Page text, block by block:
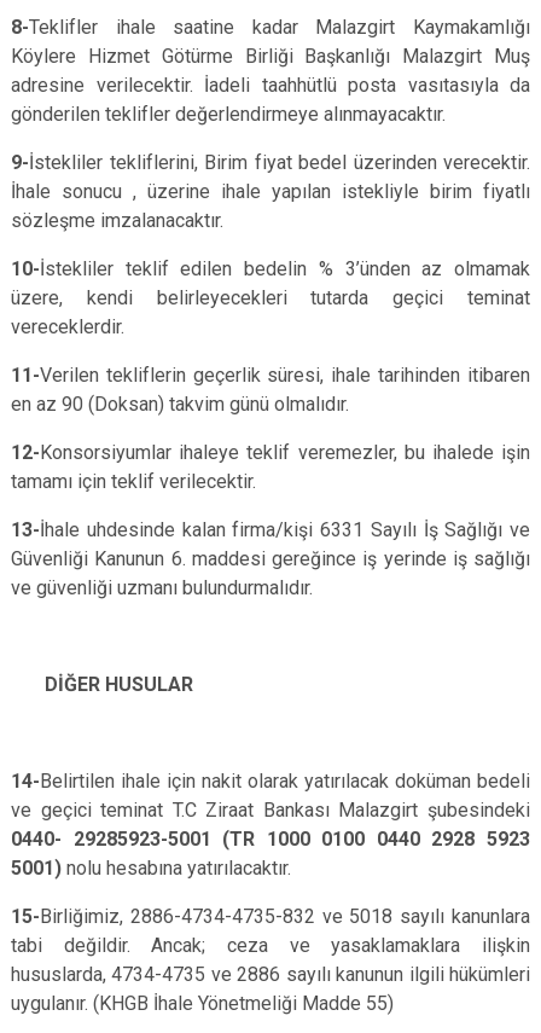
8-Teklifler ihale saatine kadar Malazgirt Kaymakamlığı
Köylere Hizmet Götürme Birliği Başkanlığı Malazgirt Muş
adresine verilecektir. İadeli taahhütlü posta vasıtasıyla da
gönderilen teklifler değerlendirmeye alınmayacaktır.
9-İstekliler tekliflerini, Birim fiyat bedel üzerinden verecektir.
İhale sonucu , üzerine ihale yapılan istekliyle birim fiyatlı
sözleşme imzalanacaktır.
10-İstekliler teklif edilen bedelin % 3’ünden az olmamak
üzere, kendi belirleyecekleri tutarda geçici teminat
vereceklerdir.
11-Verilen tekliflerin geçerlik süresi, ihale tarihinden itibaren
en az 90 (Doksan) takvim günü olmalıdır.
12-Konsorsiyumlar ihaleye teklif veremezler, bu ihalede işin
tamamı için teklif verilecektir.
13-İhale uhdesinde kalan firma/kişi 6331 Sayılı İş Sağlığı ve
Güvenliği Kanunun 6. maddesi gereğince iş yerinde iş sağlığı
ve güvenliği uzmanı bulundurmalıdır.
DİĞER HUSULAR
14-Belirtilen ihale için nakit olarak yatırılacak doküman bedeli
ve geçici teminat T.C Ziraat Bankası Malazgirt şubesindeki
0440- 29285923-5001 (TR 1000 0100 0440 2928 5923
5001) nolu hesabına yatırılacaktır.
15-Birliğimiz, 2886-4734-4735-832 ve 5018 sayılı kanunlara
tabi değildir. Ancak; ceza ve yasaklamaklara ilişkin
hususlarda, 4734-4735 ve 2886 sayılı kanunun ilgili hükümleri
uygulanır. (KHGB İhale Yönetmeliği Madde 55)